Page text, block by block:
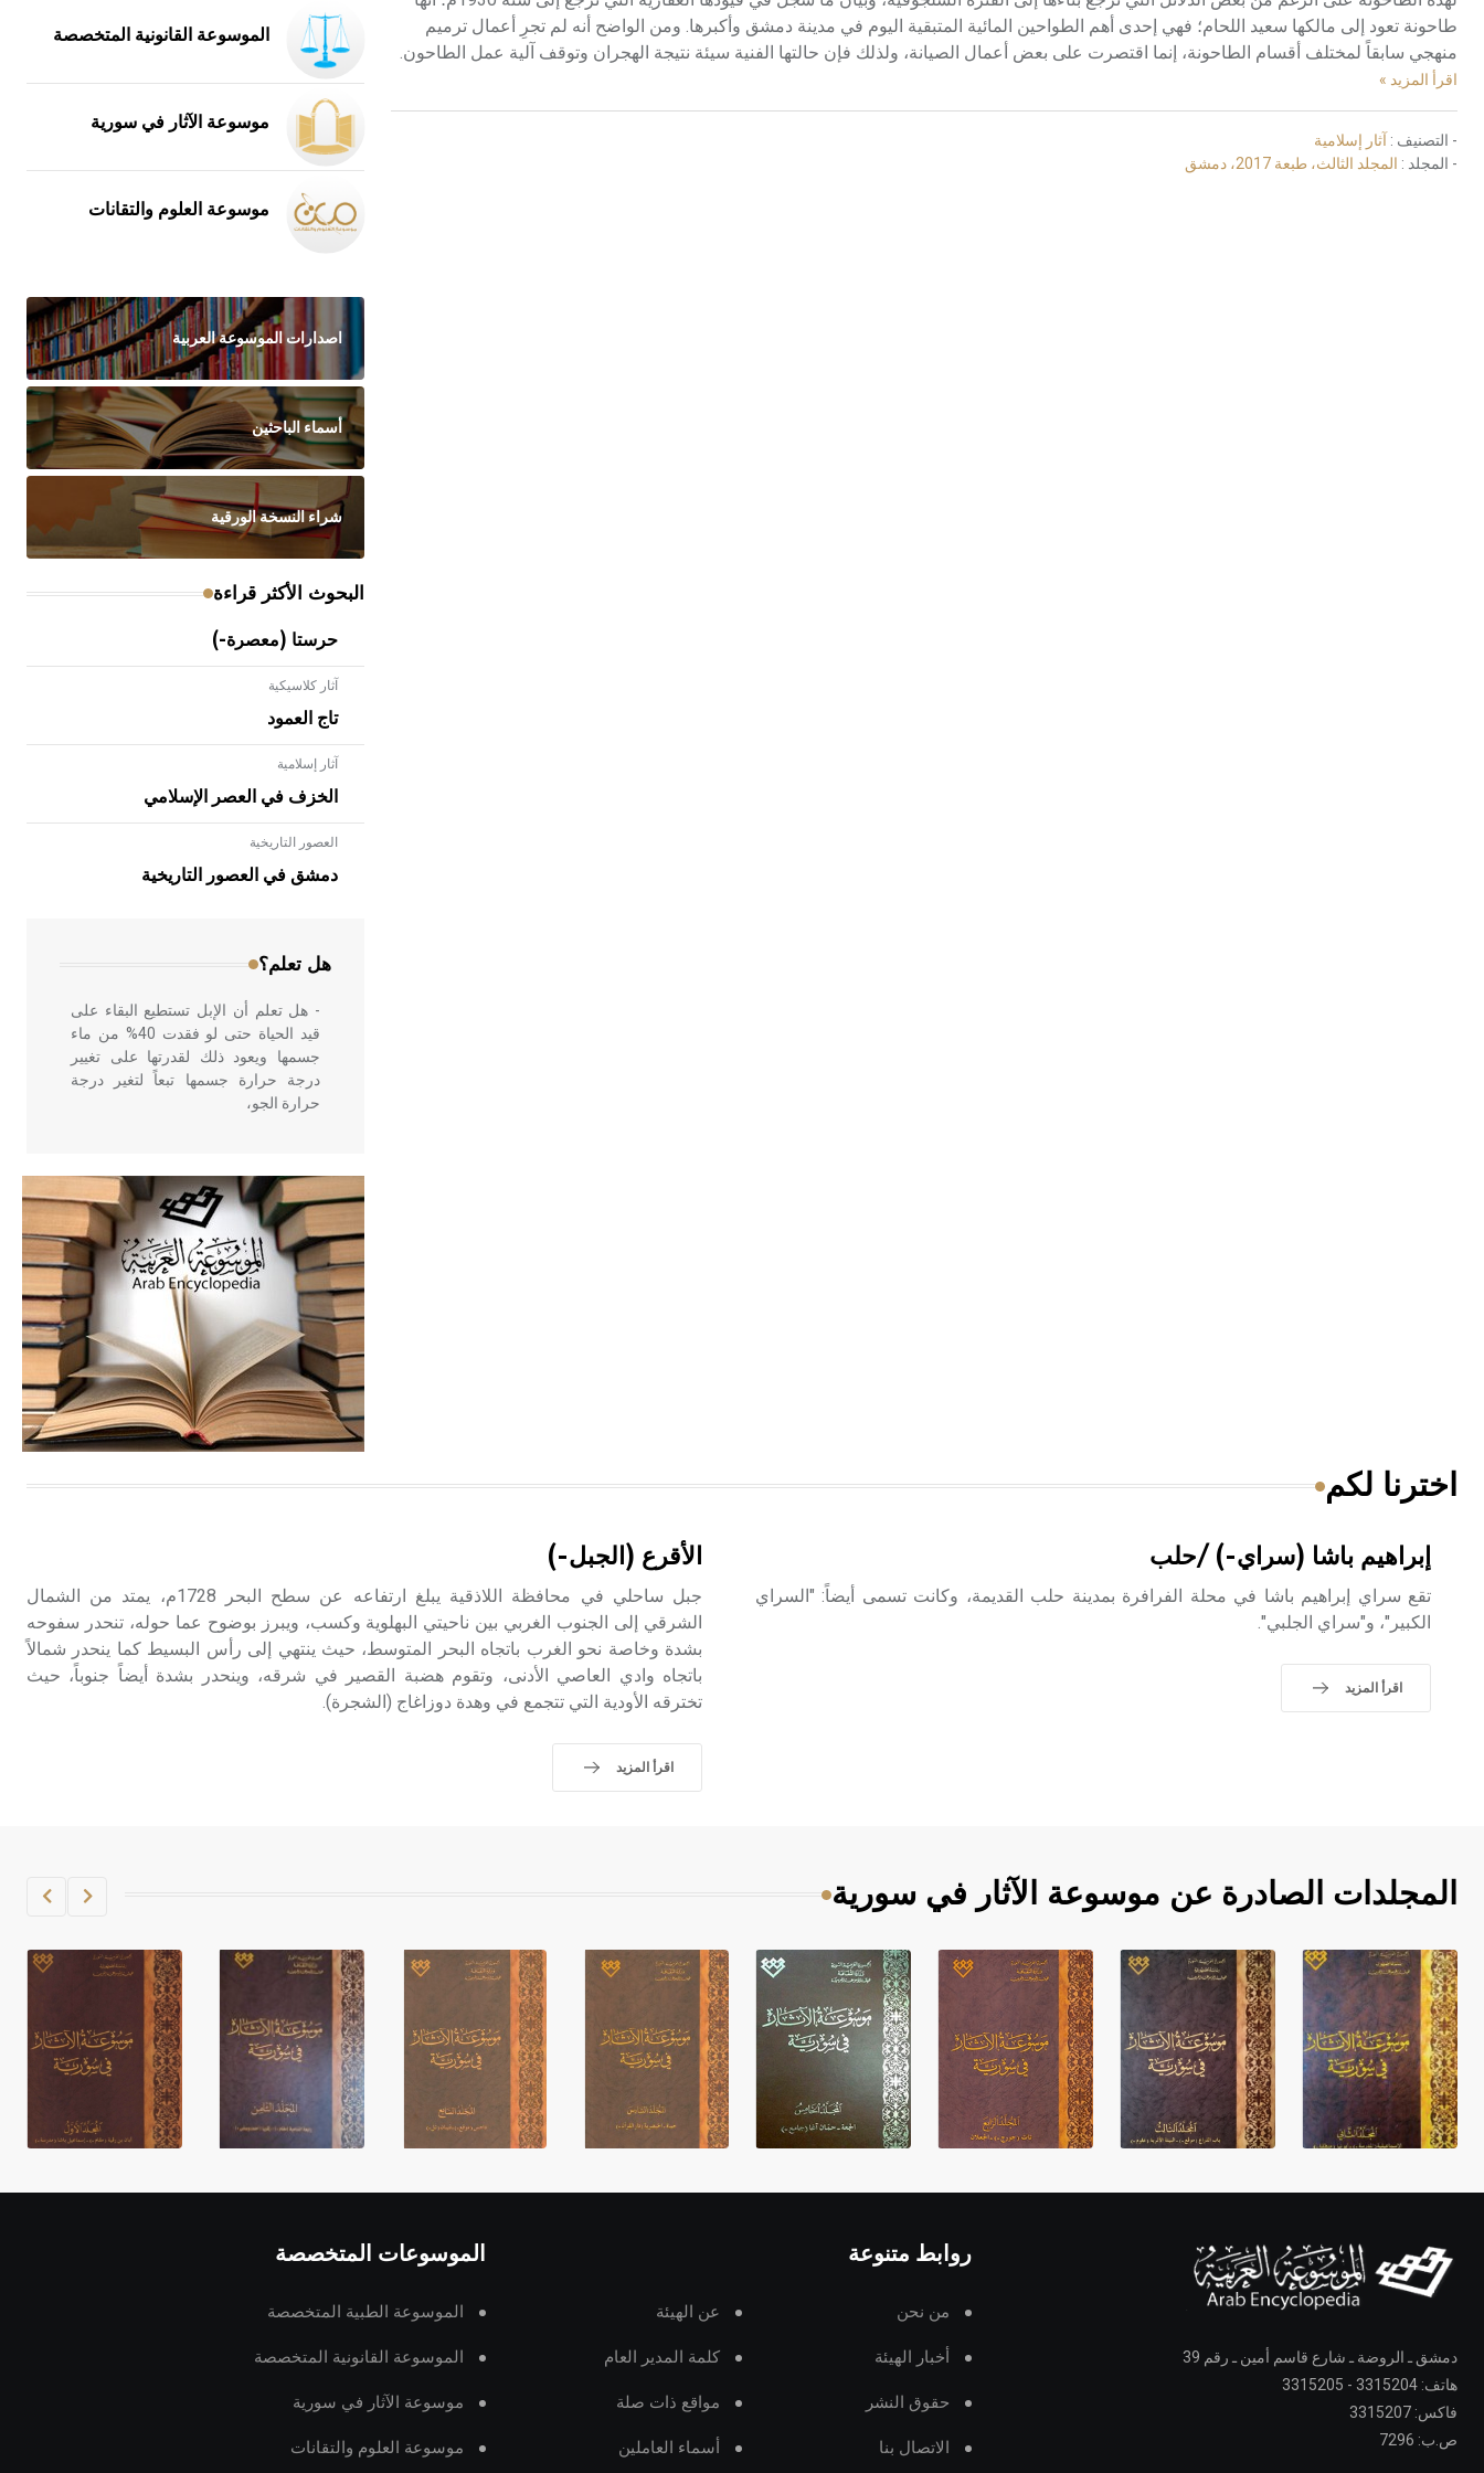
طاحونة تعود إلى مالكها سعيد اللحام؛ فهي إحدى أهم الطواحين المائية المتبقية اليوم في مدينة دمشق وأكبرها. ومن الواضح أنه لم تجرِ أعمال ترميم
منهجي سابقاً لمختلف أقسام الطاحونة، إنما اقتصرت على بعض أعمال الصيانة، ولذلك فإن حالتها الفنية سيئة نتيجة الهجران وتوقف آلية عمل الطاحون.
اقرأ المزيد »
- التصنيف : آثار إسلامية
- المجلد : المجلد الثالث، طبعة 2017، دمشق
الموسوعة القانونية المتخصصة
موسوعة الآثار في سورية
موسوعة العلوم والتقانات
اصدارات الموسوعة العربية
أسماء الباحثين
شراء النسخة الورقية
البحوث الأكثر قراءة
حرستا (معصرة-)
آثار كلاسيكية
تاج العمود
آثار إسلامية
الخزف في العصر الإسلامي
العصور التاريخية
دمشق في العصور التاريخية
هل تعلم؟
- هل تعلم أن الأبلق نوع من الفنون
الهندسية التي ارتبطت بالعمارة الإسلامية
في بلاد الشام ومصر خاصة، حيث يحرص
- هل تعلم أن الإبل تستطيع البقاء على
قيد الحياة حتى لو فقدت 40% من ماء
جسمها ويعود ذلك لقدرتها على تغيير
درجة حرارة جسمها تبعاً لتغير درجة
حرارة الجو،
- هل تعلم أن أبقراط كتب في الطب
أربعة مؤلفات هي: الحكم، الأدلة، تنظيم
التغذية، ورسالته في جروح الرأس.
ويعود له الفضل بأنه حرر الطب من
الدين والفلسفة.
- هل تعلم أن المرجان إفراز حيواني
يتكون في البحر ويتركب من مادة
كربونات الكلسيوم، وهو أحمر أو شديد
الحمرة وهو أجود أنواعه، ويمتاز بكبر
الحجم ويسمى الش
الإنكليزية أب
- هل تعلم أن أبجر Abgar اسم معروف
حيث تقتصر القيمة الصوتية للعلامة الك
اخترنا لكم
إبراهيم باشا (سراي-) /حلب
تقع سراي إبراهيم باشا في محلة الفرافرة بمدينة حلب القديمة، وكانت تسمى أيضاً: "السراي
الكبير"، و"سراي الجلبي".
اقرأ المزيد
الأقرع (الجبل-)
جبل ساحلي في محافظة اللاذقية يبلغ ارتفاعه عن سطح البحر 1728م، يمتد من الشمال
الشرقي إلى الجنوب الغربي بين ناحيتي البهلوية وكسب، ويبرز بوضوح عما حوله، تنحدر سفوحه
بشدة وخاصة نحو الغرب باتجاه البحر المتوسط، حيث ينتهي إلى رأس البسيط كما ينحدر شمالاً
باتجاه وادي العاصي الأدنى، وتقوم هضبة القصير في شرقه، وينحدر بشدة أيضاً جنوباً، حيث
تخترقه الأودية التي تتجمع في وهدة دوزاغاج (الشجرة).
اقرأ المزيد
المجلدات الصادرة عن موسوعة الآثار في سورية
دمشق ـ الروضة ـ شارع قاسم أمين ـ رقم 39
هاتف: 3315204 - 3315205
فاكس: 3315207
ص.ب: 7296
روابط متنوعة
من نحن عن الهيئة
أخبار الهيئة كلمة المدير العام
حقوق النشر مواقع ذات صلة
الاتصال بنا أسماء العاملين
الموسوعات المتخصصة
الموسوعة الطبية المتخصصة
الموسوعة القانونية المتخصصة
موسوعة الآثار في سورية
موسوعة العلوم والتقانات